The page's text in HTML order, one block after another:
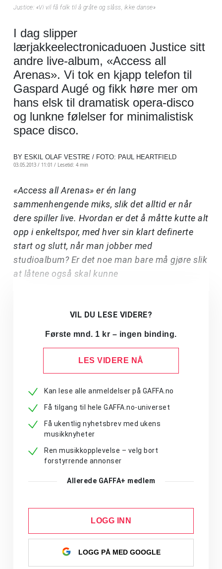
Justice: «Vi vil få folk til å gråte og slåss, ikke danse»
I dag slipper
lærjakkeelectronicaduoen Justice sitt
andre live-album, «Access all
Arenas». Vi tok en kjapp telefon til
Gaspard Augé og fikk høre mer om
hans elsk til dramatisk opera-disco
og lunkne følelser for minimalistisk
space disco.
BY ESKIL OLAF VESTRE / FOTO: PAUL HEARTFIELD
03.05.2013 / 11:01 / Lesetid: 4 min
«Access all Arenas» er én lang
sammenhengende miks, slik det alltid er når
dere spiller live. Hvordan er det å måtte kutte alt
opp i enkeltspor, med hver sin klart definerte
start og slutt, når man jobber med
studioalbum? Er det noe man bare må gjøre slik
at låtene også skal kunne
VIL DU LESE VIDERE?
Første mnd. 1 kr – ingen binding.
LES VIDERE NÅ
Kan lese alle anmeldelser på GAFFA.no
Få tilgang til hele GAFFA.no-universet
Få ukentlig nyhetsbrev med ukens
musikknyheter
Ren musikkopplevelse – velg bort
forstyrrende annonser
Allerede GAFFA+ medlem
LOGG INN
LOGG PÅ MED GOOGLE